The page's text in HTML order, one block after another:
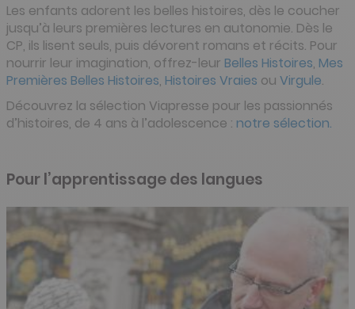
Les enfants adorent les belles histoires, dès le coucher
jusqu’à leurs premières lectures en autonomie. Dès le
CP, ils lisent seuls, puis dévorent romans et récits. Pour
nourrir leur imagination, offrez-leur Belles Histoires, Mes
Premières Belles Histoires, Histoires Vraies ou Virgule.
Découvrez la sélection Viapresse pour les passionnés
d’histoires, de 4 ans à l’adolescence : notre sélection.
Pour l’apprentissage des langues